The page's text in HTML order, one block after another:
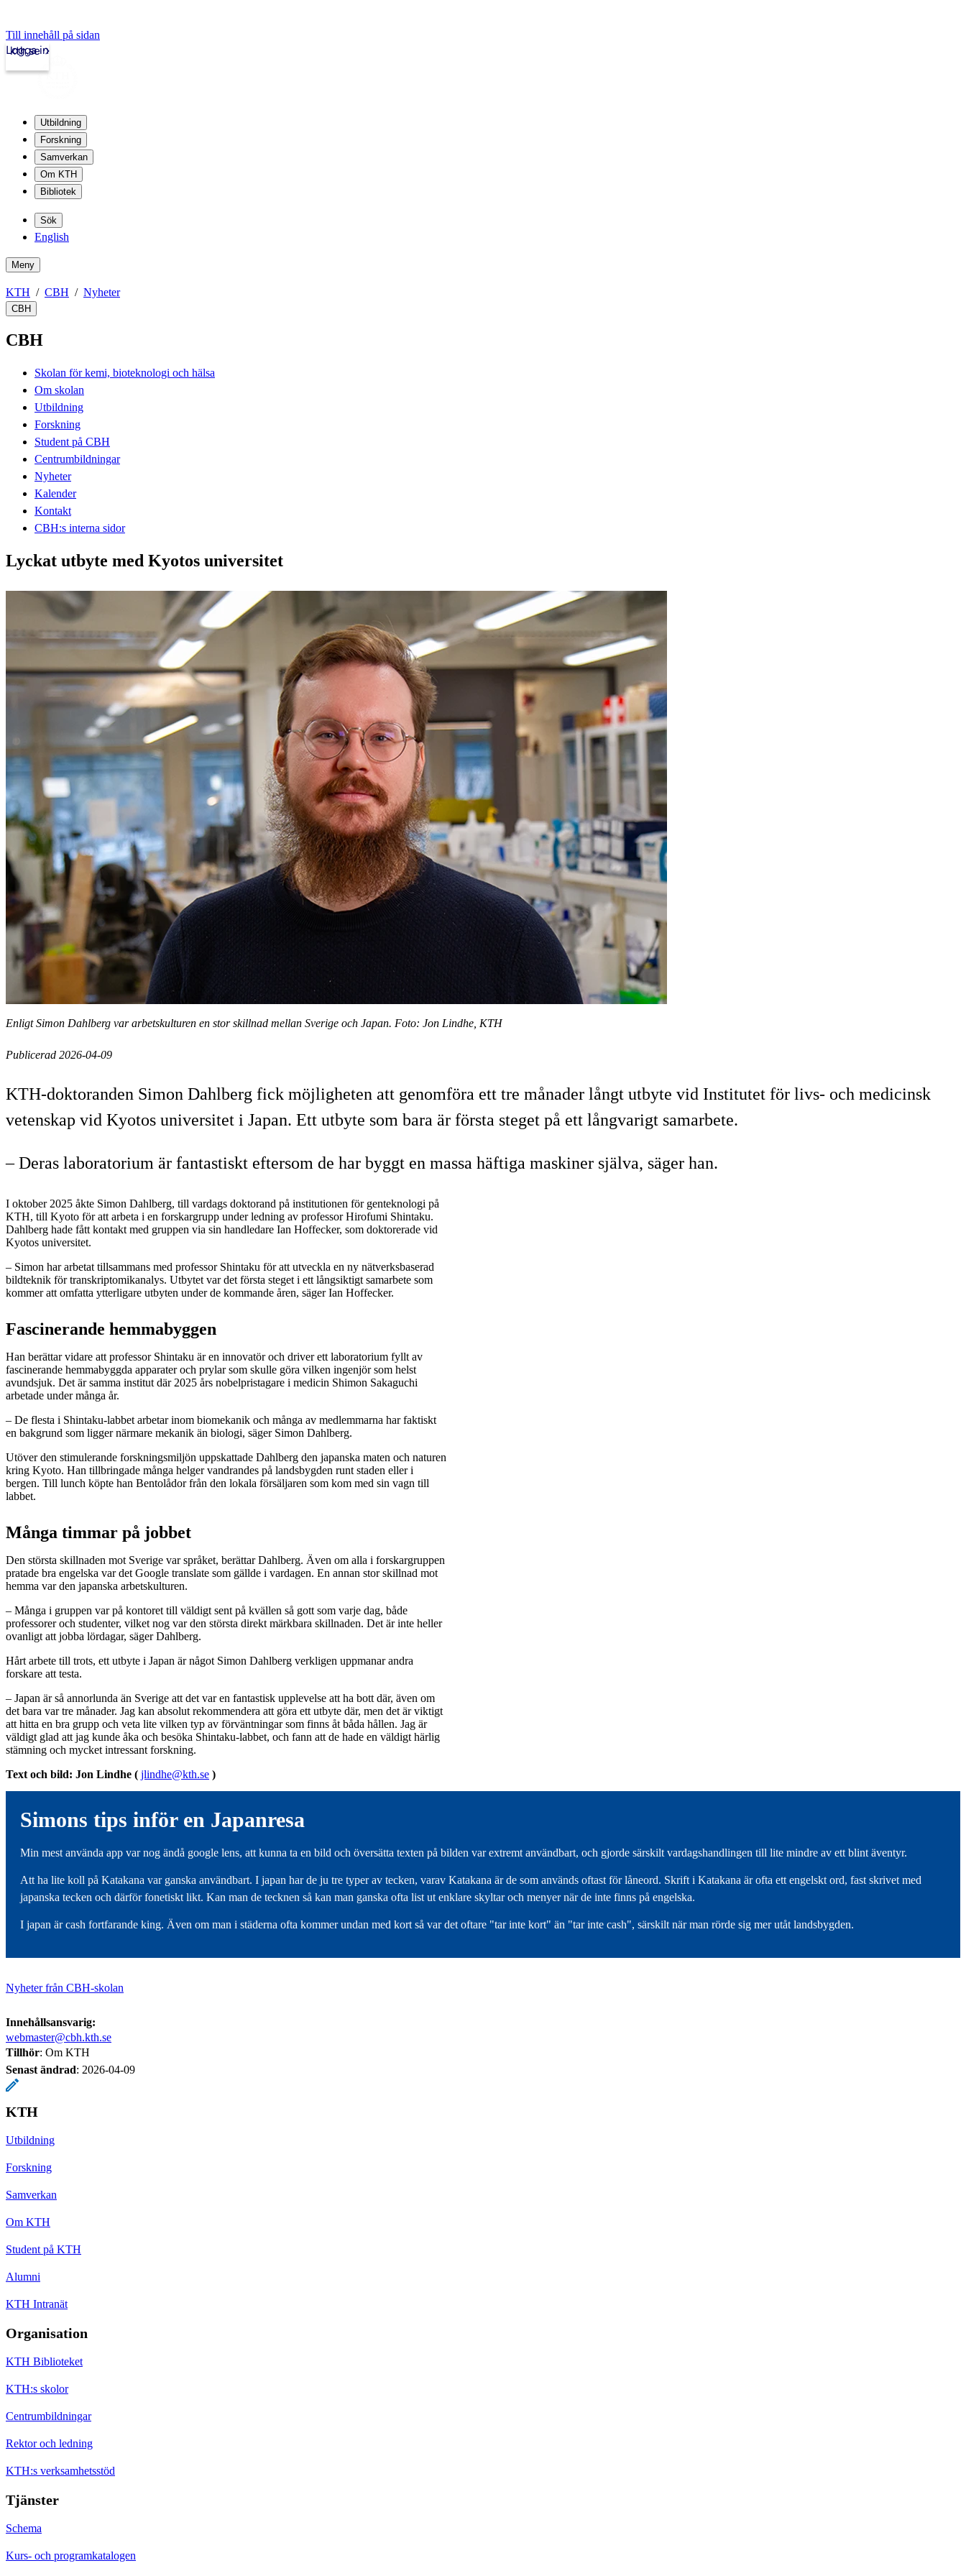
Till innehåll på sidan
kth.se
Logga in
Utbildning
Forskning
Samverkan
Om KTH
Bibliotek
Sök
English
Meny
KTH CBH Nyheter
CBH
CBH
Skolan för kemi, bioteknologi och hälsa
Om skolan
Utbildning
Forskning
Student på CBH
Centrumbildningar
Nyheter
Kalender
Kontakt
CBH:s interna sidor
Lyckat utbyte med Kyotos universitet
Enligt Simon Dahlberg var arbetskulturen en stor skillnad mellan Sverige och Japan. Foto: Jon Lindhe, KTH
Publicerad 2026-04-09
KTH-doktoranden Simon Dahlberg fick möjligheten att genomföra ett tre månader långt utbyte vid Institutet för livs- och medicinsk
vetenskap vid Kyotos universitet i Japan. Ett utbyte som bara är första steget på ett långvarigt samarbete.
– Deras laboratorium är fantastiskt eftersom de har byggt en massa häftiga maskiner själva, säger han.
I oktober 2025 åkte Simon Dahlberg, till vardags doktorand på institutionen för genteknologi på
KTH, till Kyoto för att arbeta i en forskargrupp under ledning av professor Hirofumi Shintaku.
Dahlberg hade fått kontakt med gruppen via sin handledare Ian Hoffecker, som doktorerade vid
Kyotos universitet.
– Simon har arbetat tillsammans med professor Shintaku för att utveckla en ny nätverksbaserad
bildteknik för transkriptomikanalys. Utbytet var det första steget i ett långsiktigt samarbete som
kommer att omfatta ytterligare utbyten under de kommande åren, säger Ian Hoffecker.
Fascinerande hemmabyggen
Han berättar vidare att professor Shintaku är en innovatör och driver ett laboratorium fyllt av
fascinerande hemmabyggda apparater och prylar som skulle göra vilken ingenjör som helst
avundsjuk. Det är samma institut där 2025 års nobelpristagare i medicin Shimon Sakaguchi
arbetade under många år.
– De flesta i Shintaku-labbet arbetar inom biomekanik och många av medlemmarna har faktiskt
en bakgrund som ligger närmare mekanik än biologi, säger Simon Dahlberg.
Utöver den stimulerande forskningsmiljön uppskattade Dahlberg den japanska maten och naturen
kring Kyoto. Han tillbringade många helger vandrandes på landsbygden runt staden eller i
bergen. Till lunch köpte han Bentolådor från den lokala försäljaren som kom med sin vagn till
labbet.
Många timmar på jobbet
Den största skillnaden mot Sverige var språket, berättar Dahlberg. Även om alla i forskargruppen
pratade bra engelska var det Google translate som gällde i vardagen. En annan stor skillnad mot
hemma var den japanska arbetskulturen.
– Många i gruppen var på kontoret till väldigt sent på kvällen så gott som varje dag, både
professorer och studenter, vilket nog var den största direkt märkbara skillnaden. Det är inte heller
ovanligt att jobba lördagar, säger Dahlberg.
Hårt arbete till trots, ett utbyte i Japan är något Simon Dahlberg verkligen uppmanar andra
forskare att testa.
– Japan är så annorlunda än Sverige att det var en fantastisk upplevelse att ha bott där, även om
det bara var tre månader. Jag kan absolut rekommendera att göra ett utbyte där, men det är viktigt
att hitta en bra grupp och veta lite vilken typ av förväntningar som finns åt båda hållen. Jag är
väldigt glad att jag kunde åka och besöka Shintaku-labbet, och fann att de hade en väldigt härlig
stämning och mycket intressant forskning.
Text och bild: Jon Lindhe ( jlindhe@kth.se )
Simons tips inför en Japanresa
Min mest använda app var nog ändå google lens, att kunna ta en bild och översätta texten på bilden var extremt användbart, och gjorde särskilt vardagshandlingen till lite mindre av ett blint äventyr.
Att ha lite koll på Katakana var ganska användbart. I japan har de ju tre typer av tecken, varav Katakana är de som används oftast för låneord. Skrift i Katakana är ofta ett engelskt ord, fast skrivet med
japanska tecken och därför fonetiskt likt. Kan man de tecknen så kan man ganska ofta list ut enklare skyltar och menyer när de inte finns på engelska.
I japan är cash fortfarande king. Även om man i städerna ofta kommer undan med kort så var det oftare "tar inte kort" än "tar inte cash", särskilt när man rörde sig mer utåt landsbygden.
Nyheter från CBH-skolan
Innehållsansvarig:
webmaster@cbh.kth.se
Tillhör: Om KTH
Senast ändrad: 2026-04-09
KTH
Utbildning
Forskning
Samverkan
Om KTH
Student på KTH
Alumni
KTH Intranät
Organisation
KTH Biblioteket
KTH:s skolor
Centrumbildningar
Rektor och ledning
KTH:s verksamhetsstöd
Tjänster
Schema
Kurs- och programkatalogen